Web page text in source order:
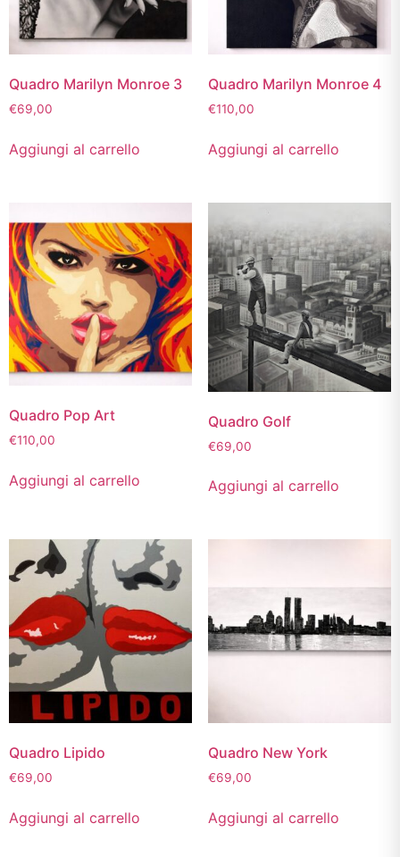
Quadro Marilyn Monroe 3
€69,00
Aggiungi al carrello
Quadro Marilyn Monroe 4
€110,00
Aggiungi al carrello
Quadro Pop Art
€110,00
Aggiungi al carrello
Quadro Golf
€69,00
Aggiungi al carrello
Quadro Lipido
€69,00
Aggiungi al carrello
Quadro New York
€69,00
Aggiungi al carrello